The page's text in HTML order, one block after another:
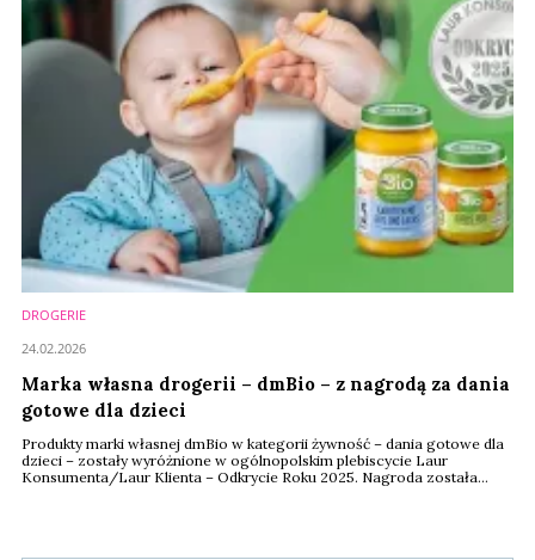
DROGERIE
Marka własna drogerii – dmBio – z nagrodą za dania
gotowe dla dzieci
Produkty marki własnej dmBio w kategorii żywność – dania gotowe dla
dzieci – zostały wyróżnione w ogólnopolskim plebiscycie Laur
Konsumenta/Laur Klienta – Odkrycie Roku 2025. Nagroda została
24.02.2026